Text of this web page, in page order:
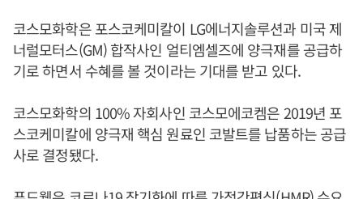
코스모화학은 포스코케미칼이 LG에너지솔루션과 미국 제
너럴모터스(GM) 합작사인 얼티엠셀즈에 양극재를 공급하
기로 하면서 수혜를 볼 것이라는 기대를 받고 있다.
코스모화학의 100% 자회사인 코스모에코켐은 2019년 포
스코케미칼에 양극재 핵심 원료인 코발트를 납품하는 공급
사로 결정됐다.